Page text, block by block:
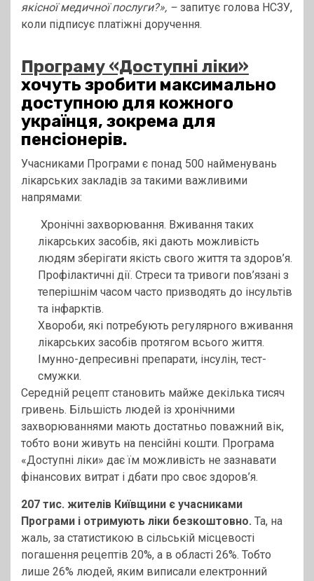
якісної медичної послуги?», – запитує голова НСЗУ,
коли підписує платіжні доручення.
Програму «Доступні ліки»
хочуть зробити максимально
доступною для кожного
українця, зокрема для
пенсіонерів.
Учасниками Програми є понад 500 найменувань
лікарських закладів за такими важливими
напрямами:
Хронічні захворювання. Вживання таких
лікарських засобів, які дають можливість
людям зберігати якість свого життя та здоров’я.
Профілактичні дії. Стреси та тривоги пов’язані з
теперішнім часом часто призводять до інсультів
та інфарктів.
Хвороби, які потребують регулярного вживання
лікарських засобів протягом всього життя.
Імунно-депресивні препарати, інсулін, тест-
смужки.
Середній рецепт становить майже декілька тисяч
гривень. Більшість людей із хронічними
захворюваннями мають достатньо поважний вік,
тобто вони живуть на пенсійні кошти. Програма
«Доступні ліки» дає їм можливість не зазнавати
фінансових витрат і дбати про своє здоров’я.
207 тис. жителів Київщини є учасниками
Програми і отримують ліки безкоштовно. Та, на
жаль, за статистикою в сільській місцевості
погашення рецептів 20%, а в області 26%. Тобто
лише 26% людей, яким виписали електронний